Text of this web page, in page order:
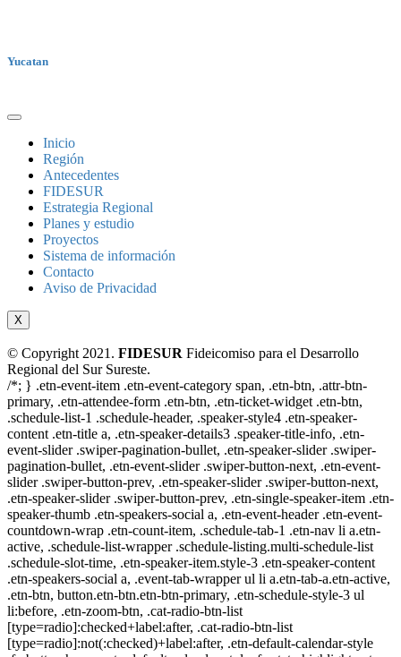
Yucatan
Inicio
Región
Antecedentes
FIDESUR
Estrategia Regional
Planes y estudio
Proyectos
Sistema de información
Contacto
Aviso de Privacidad
X
© Copyright 2021. FIDESUR Fideicomiso para el Desarrollo
Regional del Sur Sureste.
/*; } .etn-event-item .etn-event-category span, .etn-btn, .attr-btn-
primary, .etn-attendee-form .etn-btn, .etn-ticket-widget .etn-btn,
.schedule-list-1 .schedule-header, .speaker-style4 .etn-speaker-
content .etn-title a, .etn-speaker-details3 .speaker-title-info, .etn-
event-slider .swiper-pagination-bullet, .etn-speaker-slider .swiper-
pagination-bullet, .etn-event-slider .swiper-button-next, .etn-event-
slider .swiper-button-prev, .etn-speaker-slider .swiper-button-next,
.etn-speaker-slider .swiper-button-prev, .etn-single-speaker-item .etn-
speaker-thumb .etn-speakers-social a, .etn-event-header .etn-event-
countdown-wrap .etn-count-item, .schedule-tab-1 .etn-nav li a.etn-
active, .schedule-list-wrapper .schedule-listing.multi-schedule-list
.schedule-slot-time, .etn-speaker-item.style-3 .etn-speaker-content
.etn-speakers-social a, .event-tab-wrapper ul li a.etn-tab-a.etn-active,
.etn-btn, button.etn-btn.etn-btn-primary, .etn-schedule-style-3 ul
li:before, .etn-zoom-btn, .cat-radio-btn-list
[type=radio]:checked+label:after, .cat-radio-btn-list
[type=radio]:not(:checked)+label:after, .etn-default-calendar-style